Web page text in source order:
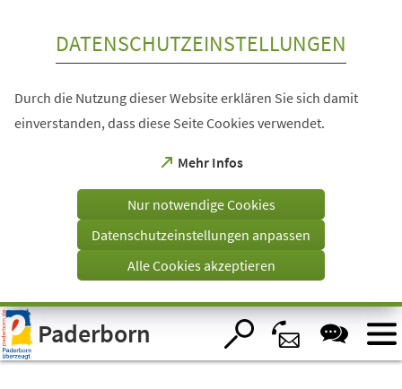
Visuelle
Assistenzsoftware
öffnen.
DATENSCHUTZEINSTELLUNGEN
Durch die Nutzung dieser Website erklären Sie sich damit
einverstanden, dass diese Seite Cookies verwendet.
Mehr Infos
(Öffnet
einem
Tab)
Nur notwendige Cookies
Datenschutzeinstellungen anpassen
Alle Cookies akzeptieren
Paderborn